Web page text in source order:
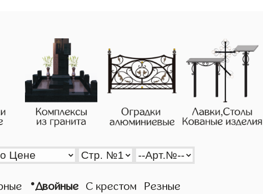
•Двойные С крестом Резные